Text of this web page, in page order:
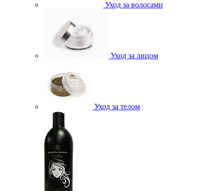
Уход за волосами
Уход за лицом
Уход за телом